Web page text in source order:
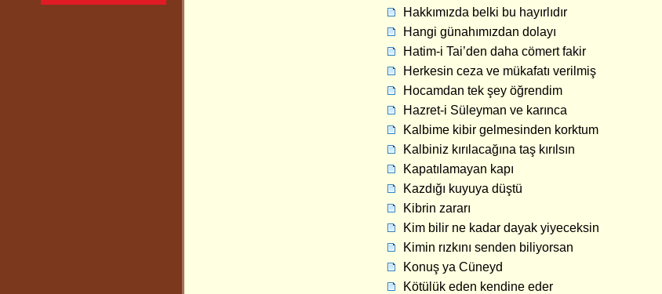
Hakkımızda belki bu hayırlıdır
Hangi günahımızdan dolayı
Hatim-i Tai’den daha cömert fakir
Herkesin ceza ve mükafatı verilmiş
Hocamdan tek şey öğrendim
Hazret-i Süleyman ve karınca
Kalbime kibir gelmesinden korktum
Kalbiniz kırılacağına taş kırılsın
Kapatılamayan kapı
Kazdığı kuyuya düştü
Kibrin zararı
Kim bilir ne kadar dayak yiyeceksin
Kimin rızkını senden biliyorsan
Konuş ya Cüneyd
Kötülük eden kendine eder